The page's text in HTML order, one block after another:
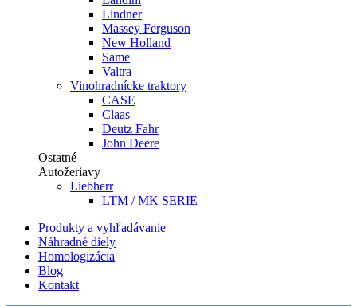
Lindner
Massey Ferguson
New Holland
Same
Valtra
Vinohradnícke traktory
CASE
Claas
Deutz Fahr
John Deere
Ostatné
Autožeriavy
Liebherr
LTM / MK SERIE
Produkty a vyhľadávanie
Náhradné diely
Homologizácia
Blog
Kontakt